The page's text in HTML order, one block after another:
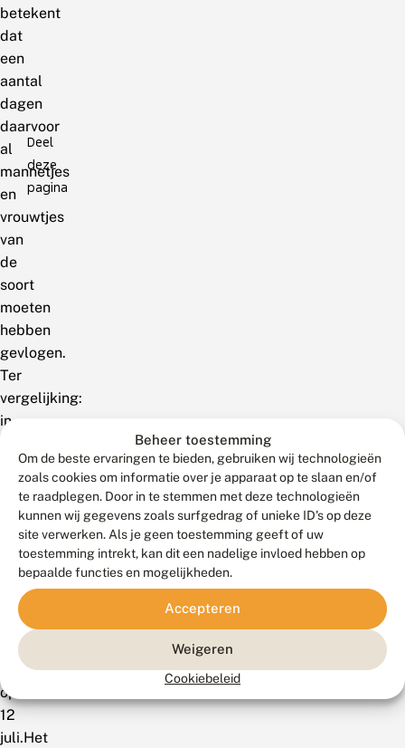
Beheer toestemming
Om de beste ervaringen te bieden, gebruiken wij technologieën
zoals cookies om informatie over je apparaat op te slaan en/of
te raadplegen. Door in te stemmen met deze technologieën
kunnen wij gegevens zoals surfgedrag of unieke ID's op deze
site verwerken. Als je geen toestemming geeft of uw
toestemming intrekt, kan dit een nadelige invloed hebben op
bepaalde functies en mogelijkheden.
Accepteren
Weigeren
Cookiebeleid
betekent
dat
een
aantal
dagen
daarvoor
al
mannetjes
en
vrouwtjes
van
de
soort
moeten
hebben
gevlogen.
Ter
vergelijking:
in
werden
eerste
eitjes
juli
gemeld,
2012
op
12
juli.Het
Deel
deze
pagina